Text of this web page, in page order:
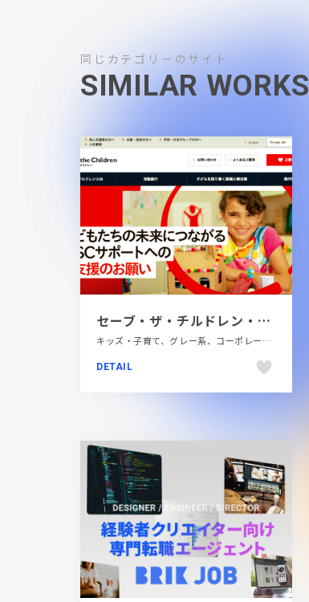
同じカテゴリーのサイト
SIMILAR WORKS
セーブ・ザ・チルドレン・ジャパン - 子ども支援専門の国際NGO団体
キッズ・子育て、グレー系、コーポレートサイト、シンプル、スタイリッシュ、ブラック系 、モーション多め、レッド系、地域・団体・活動、多言語対応、大きめ写真
DETAIL